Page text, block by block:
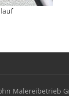
Malereibetrieb